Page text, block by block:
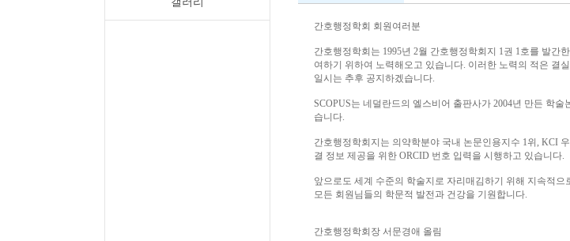
간호행정학회 회원여러분
간호행정학회는 1995년 2월 간호행정학회지 1권 1호를 발간
여하기 위하여 노력해오고 있습니다. 이러한 노력의 적은 결
일시는 추후 공지하겠습니다.
SCOPUS는 네덜란드의 엘스비어 출판사가 2004년 만든 학술
습니다.
간호행정학회지는 의약학분야 국내 논문인용지수 1위 , KCI
결 정보 제공을 위한 ORCID 번호 입력을 시행하고 있습니다.
앞으로도 세계 수준의 학술지로 자리매김하기 위해 지속적으
모든 회원님들의 학문적 발전과 건강을 기원합니다.
간호행정학회장 서문경애 올림